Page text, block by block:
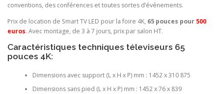
conventions, des conférences et toutes sortes d’événements.
Prix de location de Smart TV LED pour la foire 4K, 65 pouces pour 500
euros. Avec montage, de 3 à 7 jours, prix par salon HT.
Caractéristiques techniques téleviseurs 65
pouces 4K:
Dimensions avec support (L x H x P) mm : 1452 x 310 875
Dimensions sans pied (L x H x P) mm : 1452 x 76 x 839